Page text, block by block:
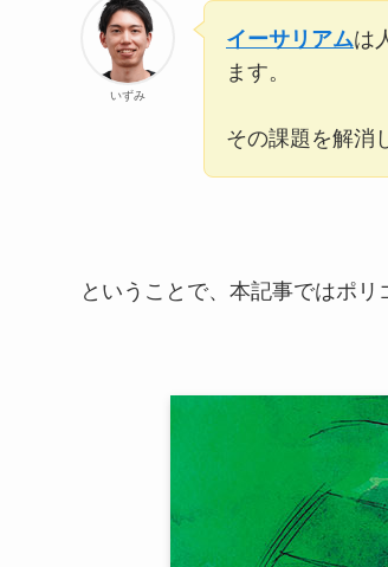
いずみ
イーサリアムは
ます。
その課題を解消
ということで、本記事ではポリ